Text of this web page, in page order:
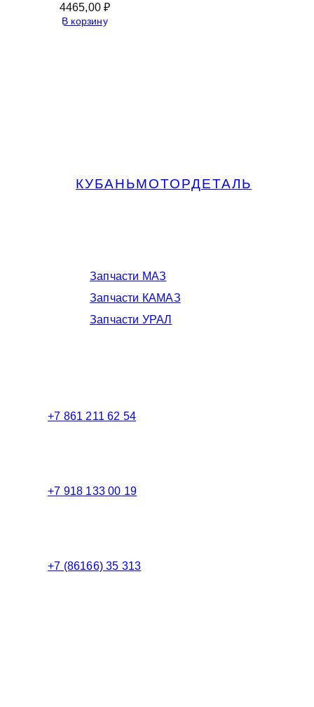
4465,00₽
В корзину
КУБАНЬМОТОРДЕТАЛЬ
Запчасти МАЗ
Запчасти КАМАЗ
Запчасти УРАЛ
+7 861 211 62 54
+7 918 133 00 19
+7 (86166) 35 313